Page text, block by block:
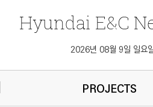
Hyundai E&C
2026년 08월 9일 일요
PROJECTS